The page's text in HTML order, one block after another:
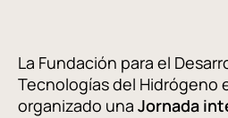
La Fundación para el
Tecnologías del Hidrógeno
organizado una Jornada